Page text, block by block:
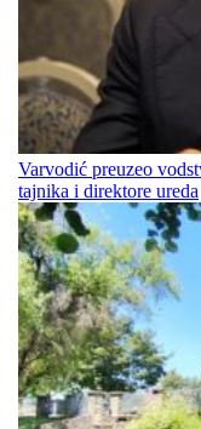
Varvodić preuzeo
tajnika i direktore ureda